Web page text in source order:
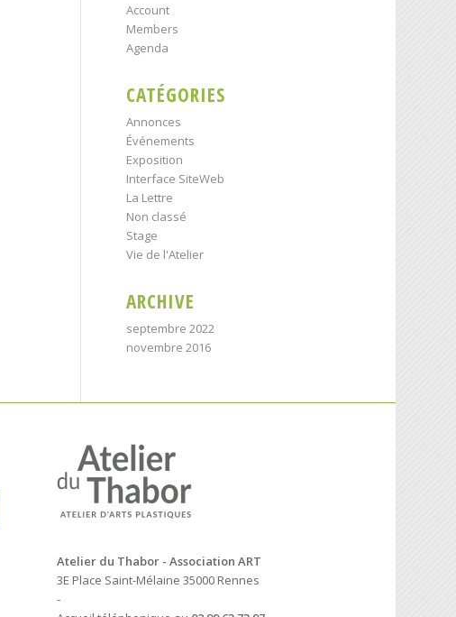
Account
Members
Agenda
CATÉGORIES
Annonces
Événements
Exposition
Interface SiteWeb
La Lettre
Non classé
Stage
Vie de l'Atelier
ARCHIVE
septembre 2022
novembre 2016
Atelier du Thabor - Association ART
3E Place Saint-Mélaine 35000 Rennes
-